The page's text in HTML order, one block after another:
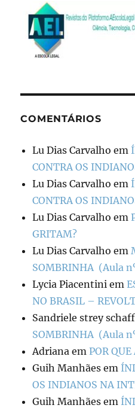
COMENTÁRIOS
Lu Dias Carvalho em
CONTRA OS
Lu Dias Carvalho em
CONTRA OS
Lu Dias Carvalho em
GRITAM?
Lu Dias Carvalho em
SOMBRINHA (Aula
Lycia Piacentini em
NO BRASIL –
Sandriele strey
SOMBRINHA (Aula
Adriana em POR
Guih Manhães em
OS INDIANOS NA
Guih Manhães em